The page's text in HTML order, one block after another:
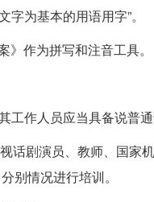
为基本的用语用字”。
作为拼写和注音工具。
工作人员应当具备说普通
话剧演员、教师、国家
别情况进行培训。